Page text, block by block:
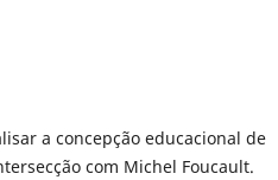
a concepção educacional de
com Michel Foucault.